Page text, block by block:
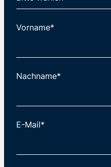
Vorname*
Nachname*
E-Mail*